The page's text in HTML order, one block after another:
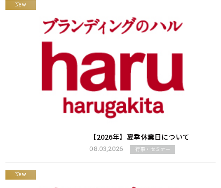
【2026年】夏季休業日について
08.03,2026 行事・セミナー
New
New